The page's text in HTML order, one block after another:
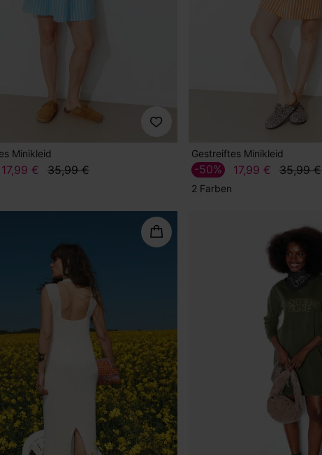
Minikleid
17,99 € 35,99 €
Gestreiftes Minikleid
17,99 € 35,99 €
-50%
2 Farben